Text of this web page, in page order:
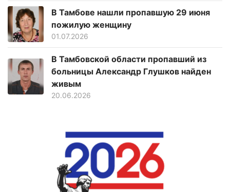
В Тамбове нашли пропавшую 29 июня
пожилую женщину
01.07.2026
В Тамбовской области пропавший из
больницы Александр Глушков найден
живым
20.06.2026